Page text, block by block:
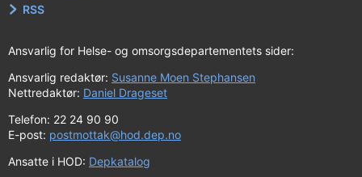
RSS
Ansvarlig for Helse- og omsorgsdepartementets sider:
Ansvarlig redaktør: Susanne Moen Stephansen
Nettredaktør: Daniel Drageset
Telefon: 22 24 90 90
E-post: postmottak@hod.dep.no
Ansatte i HOD: Depkatalog